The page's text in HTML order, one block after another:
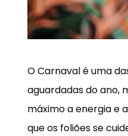
O Carnaval é uma
aguardadas do ano,
máximo a energia e
que os foliões se